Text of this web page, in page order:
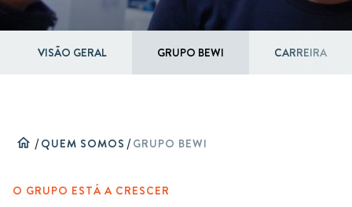
home /QUEM SOMOS /GRUPO BEWI
VISÃO GERAL GRUPO BEWI CARREIRA
O GRUPO ESTÁ A CRESCER